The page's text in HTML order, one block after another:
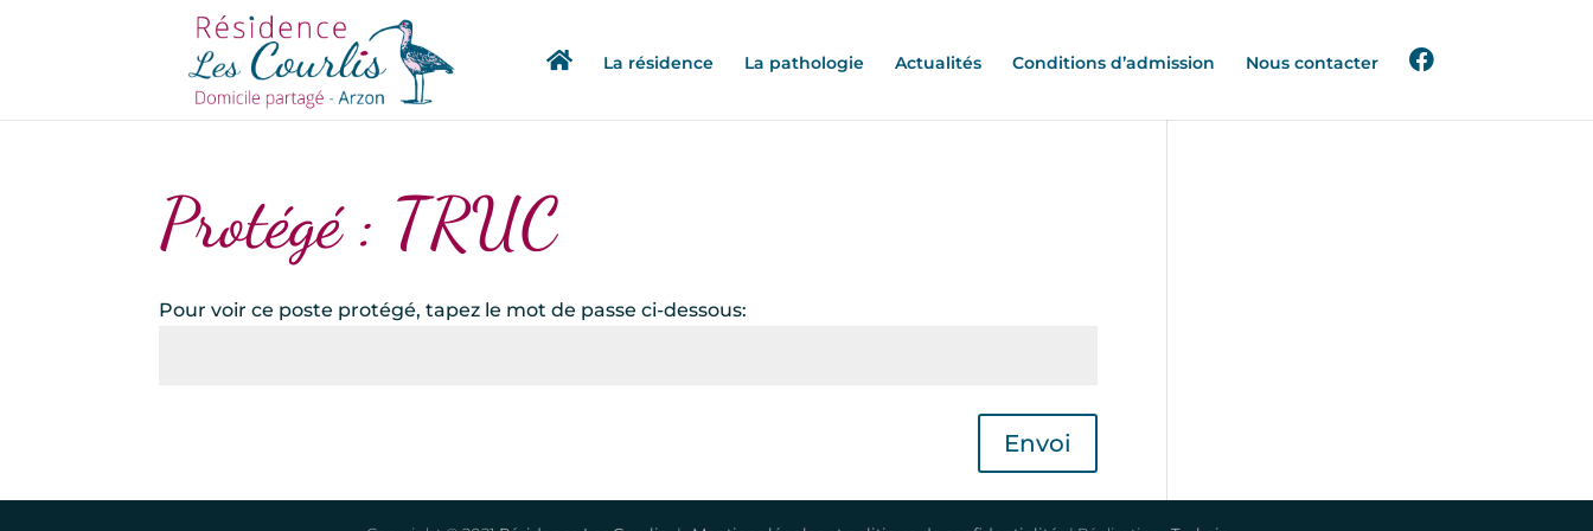
La résidence La pathologie Actualités Conditions d’admission Nous contacter
Protégé : TRUC
Pour voir ce poste protégé, tapez le mot de passe ci-dessous:
Envoi